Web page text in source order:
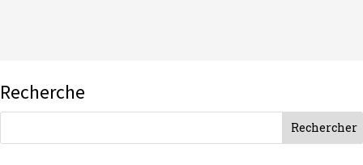
Recherche